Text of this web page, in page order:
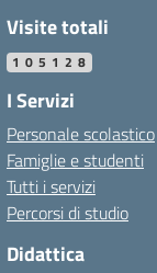
Visite totali
105128
I Servizi
Personale scolastico
Famiglie e studenti
Tutti i servizi
Percorsi di studio
Didattica